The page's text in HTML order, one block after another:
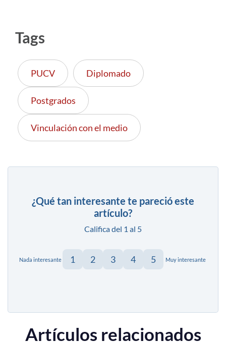
Tags
PUCV Diplomado
Postgrados
Vinculación con el medio
¿Qué tan interesante te pareció este
artículo?
Califica del 1 al 5
Nada interesante 1 2 3 4 5 Muy interesante
Artículos relacionados